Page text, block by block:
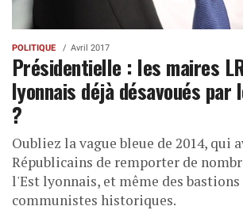
POLITIQUE Avril 2017
Présidentielle : les maires
lyonnais déjà désavoués
?
Oubliez la vague bleue de 2014, qui
Républicains de remporter de
l'Est lyonnais, et même des
communistes historiques.